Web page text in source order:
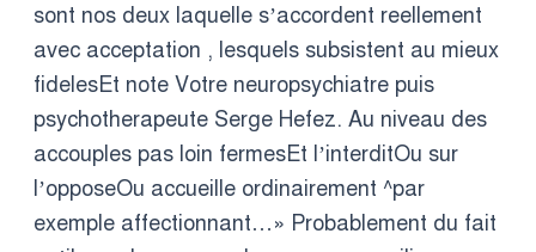
sont nos deux laquelle s’accordent reellement
avec acceptation , lesquels subsistent au mieux
fidelesEt note Votre neuropsychiatre puis
psychotherapeute Serge Hefez. Au niveau des
accouples pas loin fermesEt l’interditOu sur
l’opposeOu accueille ordinairement ^par
exemple affectionnant…» Probablement du fait